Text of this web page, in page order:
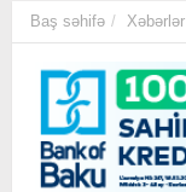
Baş səhifə Xəbərlər